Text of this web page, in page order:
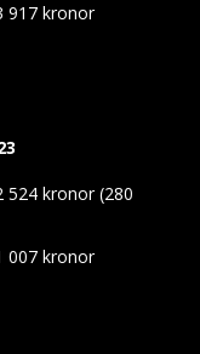
917 kronor
524 kronor (280
007 kronor